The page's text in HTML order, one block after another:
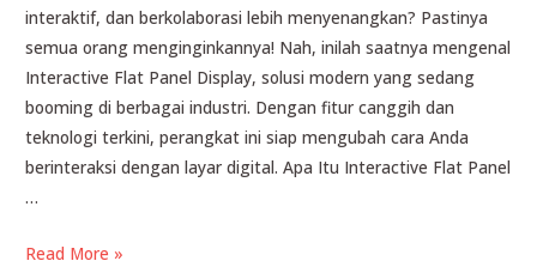
interaktif, dan berkolaborasi lebih menyenangkan? Pastinya
semua orang menginginkannya! Nah, inilah saatnya mengenal
Interactive Flat Panel Display, solusi modern yang sedang
booming di berbagai industri. Dengan fitur canggih dan
teknologi terkini, perangkat ini siap mengubah cara Anda
berinteraksi dengan layar digital. Apa Itu Interactive Flat Panel
…
Interactive
Read More »